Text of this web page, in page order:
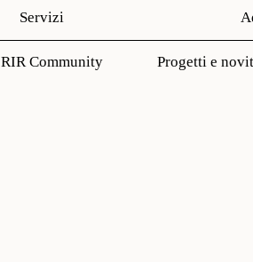
Servizi
RIR Community Progetti e